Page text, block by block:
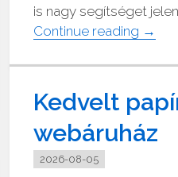
is nagy segítséget
Continue reading "ÁSZ
→
Kedvelt
webáruház
2026-08-05